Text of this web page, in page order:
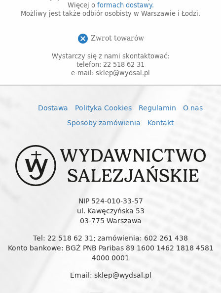
Więcej o formach dostawy.
Możliwy jest także odbiór osobisty w Warszawie i Łodzi.
cancel Zwrot towarów
Wystarczy się z nami skontaktować:
telefon: 22 518 62 31
e-mail: sklep@wydsal.pl
Dostawa Polityka Cookies Regulamin
O nas
Sposoby zamówienia
Kontakt
NIP 524-010-33-57
ul. Kawęczyńska 53
03-775 Warszawa
Tel: 22 518 62 31; zamówienia: 602 261 438
Konto bankowe: BGŻ PNB Paribas 89 1600 1462 1818 4581
4000 0001
Email: sklep@wydsal.pl